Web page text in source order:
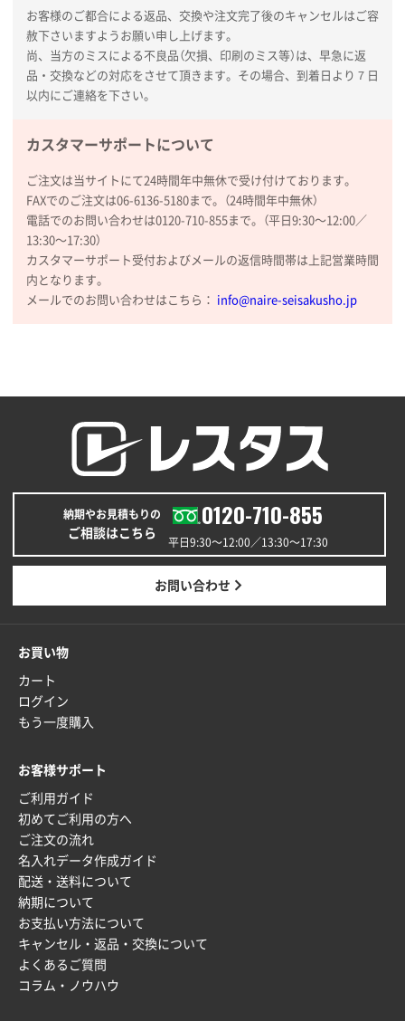
お客様のご都合による返品、交換や注文完了後のキャンセルはご容
赦下さいますようお願い申し上げます。
尚、当方のミスによる不良品（欠損、印刷のミス等）は、早急に返
品・交換などの対応をさせて頂きます。その場合、到着日より７日
以内にご連絡を下さい。
カスタマーサポートについて
ご注文は当サイトにて24時間年中無休で受け付けております。
FAXでのご注文は06-6136-5180まで。（24時間年中無休）
電話でのお問い合わせは0120-710-855まで。（平日9:30〜12:00／
13:30〜17:30）
カスタマーサポート受付およびメールの返信時間帯は上記営業時間
内となります。
メールでのお問い合わせはこちら： info@naire-seisakusho.jp
納期やお見積もりの
ご相談はこちら
0120-710-855
平日9:30〜12:00／13:30〜17:30
お問い合わせ
お買い物
カート
ログイン
もう一度購入
お客様サポート
ご利用ガイド
初めてご利用の方へ
ご注文の流れ
名入れデータ作成ガイド
配送・送料について
納期について
お支払い方法について
キャンセル・返品・交換について
よくあるご質問
コラム・ノウハウ